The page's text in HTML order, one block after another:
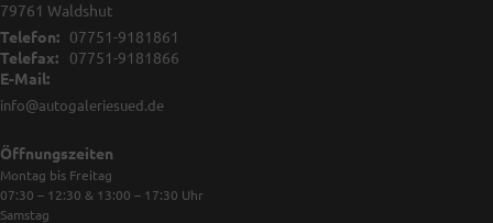
79761 Waldshut
Telefon:
07751-9181861
Telefax:
07751-9181866
E-Mail:
info@autogaleriesued.de
Öffnungszeiten
Montag bis Freitag
07:30 – 12:30 & 13:00 – 17:30 Uhr
Samstag